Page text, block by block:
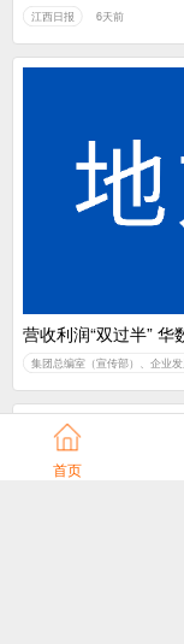
江西日报 6天前
营收利润“双过半”
集团总编室（宣传部）、企业
首页